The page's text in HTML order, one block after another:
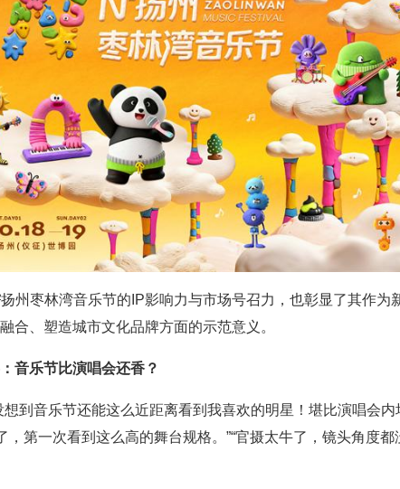
州枣林湾音乐节的IP影响力与市场号召力，也彰显了其作为
合、塑造城市文化品牌方面的示范意义。
音乐节比演唱会还香？
想到音乐节还能这么近距离看到我喜欢的明星！堪比演唱会内
，第一次看到这么高的舞台规格。”“官摄太牛了，镜头角度都